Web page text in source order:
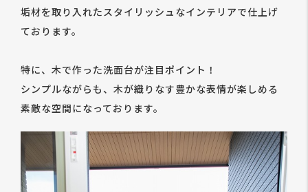
垢材を取り入れたスタイリッシュなインテリアで仕上げ
ております。
特に、木で作った洗面台が注目ポイント！
シンプルながらも、木が織りなす豊かな表情が楽しめる
素敵な空間になっております。